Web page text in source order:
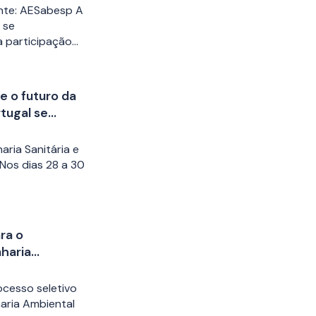
AESabesp A
participação…
o futuro da
se
Sanitária e
dias 28 a 30
o
seletivo
Ambiental